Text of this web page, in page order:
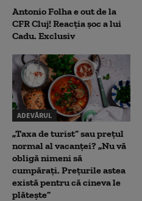
Antonio Folha e out de la
CFR Cluj! Reacția șoc a lui
Cadu. Exclusiv
ADEVĂRUL
„Taxa de turist” sau prețul
normal al vacanței? „Nu vă
obligă nimeni să
cumpărați. Prețurile astea
există pentru că cineva le
plătește”